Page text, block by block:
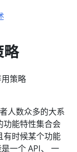
策略
人数众多的大系
功能特性集合会
有时候某个功能
一个 API、 一